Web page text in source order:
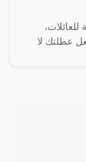
عطلتك لا